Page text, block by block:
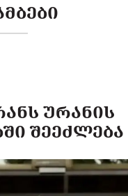
ᲣᲠᲐᲜᲘᲡ
ᲨᲔᲔᲫᲚᲔᲑᲐ